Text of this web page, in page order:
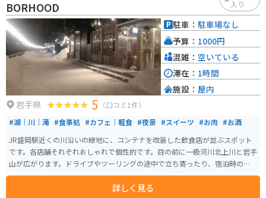
ンス風の建物になっています。 館内は「岩手銀行ゾーン」と「盛岡銀行ゾー
ン」に分けられています。無料ゾーンには多目的ホールやライブラリー・ラ
ウンジが設けられ、盛岡の産業・商業の歴史を紹介しています。有料ゾーン
では、当時の金庫室や応接室などを公開しており、岩手県の金融史や建物の
歴史、構造を映像で紹介するシアターもあります。
BORHOOD
入り
岩手県 5 （口コミ1件）
#湖｜川｜滝 #食事処 #カフェ｜軽食 #夜景 #スイーツ #お肉 #お酒
JR盛岡駅近くの川沿いの緑地に、コンテナを改装した飲食店が並ぶスポット
です。各店舗それぞれおしゃれで個性的です。目の前に一級河川北上川と岩手
山が広がります。ドライブやツーリングの途中で立ち寄ったり、宿泊時の食
事目的もオススメです。駅すぐなので、ホテルや公共駐車場多数あります。東
北自動車道の盛岡ICや盛岡南ICからも近いです。
詳しく見る
駐車： 駐車場なし
予算： 1000円
混雑： 空いている
滞在： 1時間
施設： 屋内